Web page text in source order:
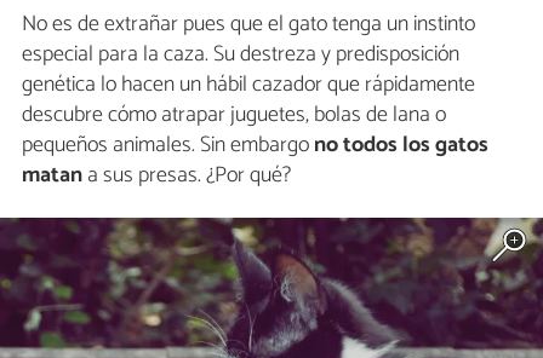
No es de extrañar pues que el gato tenga un instinto
especial para la caza. Su destreza y predisposición
genética lo hacen un hábil cazador que rápidamente
descubre cómo atrapar juguetes, bolas de lana o
pequeños animales. Sin embargono todos los gatos
matana sus presas. ¿Por qué?